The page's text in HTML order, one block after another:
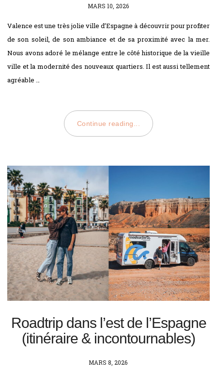
POSTED
MARS 10, 2026
Valence est une très jolie ville d’Espagne à découvrir pour profiter
de son soleil, de son ambiance et de sa proximité avec la mer.
Nous avons adoré le mélange entre le côté historique de la vieille
ville et la modernité des nouveaux quartiers. Il est aussi tellement
agréable …
Continue reading...
Roadtrip dans l’est de l’Espagne
(itinéraire & incontournables)
POSTED
MARS 8, 2026